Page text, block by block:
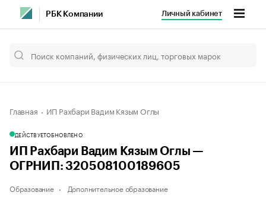
РБК Компании Личный кабинет
Главная ИП Рахбари Вадим Кязым Оглы
ДЕЙСТВУЕТОБНОВЛЕНО
ИП Рахбари Вадим Кязым Оглы —
ОГРНИП: 320508100189605
Образование Дополнительное образование